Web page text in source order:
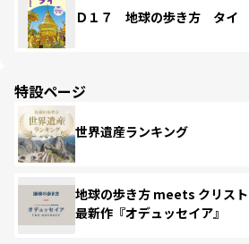
Ｄ１７ 地球の歩き方 タイ
特設ページ
世界遺産ランキング
地球の歩き方 meets クリス
最新作『オデュッセイア』